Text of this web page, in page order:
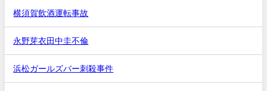
横須賀飲酒運転事故
永野芽衣田中圭不倫
浜松ガールズバー刺殺事件